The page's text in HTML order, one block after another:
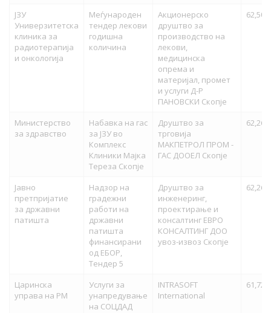
ЈЗУ
Универзитетска
клиника за
радиотерапија
и онкологија
Меѓународен
тендер лекови
годишна
количина
Акционерско
друштво за
производство на
лекови,
медицинска
опрема и
материјал, промет
и услуги Д-Р
ПАНОВСКИ Скопје
Министерство
за здравство
Набавка на гас
за ЈЗУ во
Комплекс
Клиники Мајка
Тереза Скопје
Друштво за
трговија
МАКПЕТРОЛ ПРОМ -
ГАС ДООЕЛ Скопје
Јавно
претпријатие
за државни
патишта
Надзор на
градежни
работи на
државни
патишта
финансирани
од ЕБОР,
Тендер 5
Друштво за
инженеринг,
проектирање и
консалтинг ЕВРО
КОНСАЛТИНГ ДОО
увоз-извоз Скопје
Царинска
управа на РМ
Услуги за
унапредување
на СОЦДАД
INTRASOFT
International